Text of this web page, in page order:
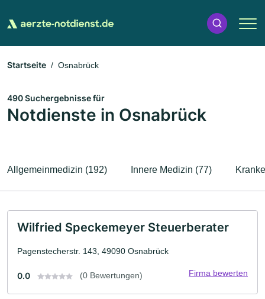
Startseite Osnabrück
490 Suchergebnisse für
Notdienste in Osnabrück
Allgemeinmedizin (192) Innere Medizin (77)
Wilfried Speckemeyer Steuerberater
Pagenstecherstr. 143, 49090 Osnabrück
0.0 (0 Bewertungen) Firma bewerten